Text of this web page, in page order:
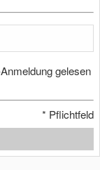
gelesen
* Pflichtfeld